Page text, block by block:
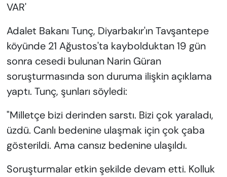
VAR'
Adalet Bakanı Tunç, Diyarbakır'ın Tavşantepe
köyünde 21 Ağustos'ta kaybolduktan 19 gün
sonra cesedi bulunan Narin Güran
soruşturmasında son duruma ilişkin açıklama
yaptı. Tunç, şunları söyledi:
"Milletçe bizi derinden sarstı. Bizi çok yaraladı,
üzdü. Canlı bedenine ulaşmak için çok çaba
gösterildi. Ama cansız bedenine ulaşıldı.
Soruşturmalar etkin şekilde devam etti. Kolluk